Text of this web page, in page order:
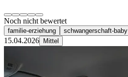
Noch nicht bewertet
familie-erziehung schwangerschaft-baby
15.04.2026 Mittel